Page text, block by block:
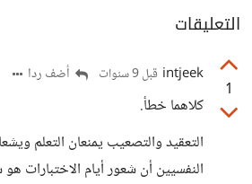
التعليقات
1
intjeek قبل 9 سنوات أضف ردا
كلاهما خطأ.
التعقيد والتصعيب يمنعان التعلم
النفسيين أن شعور أيام